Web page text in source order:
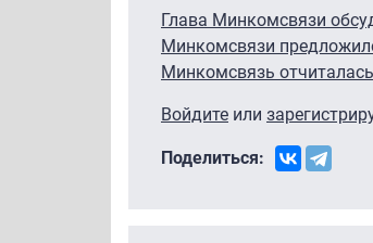
Глава Минкомсвязи
Минкомсвязи
Минкомсвязь
Войдите или
Поделиться: